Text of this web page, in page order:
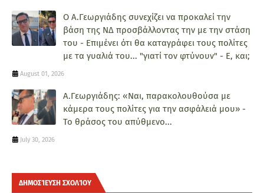
Ο Α.Γεωργιάδης συνεχίζει να προκαλεί την
βάση της ΝΔ προσβάλλοντας την με την στάση
του - Επιμένει ότι θα καταγράφει τους πολίτες
με τα γυαλιά του... "γιατί τον φτύνουν" - Ε, και;
August 01, 2026
Α.Γεωργιάδης: «Ναι, παρακολουθούσα με
κάμερα τους πολίτες για την ασφάλειά μου» -
Το θράσος του απύθμενο...
July 30, 2026
ΔΗΜΟΣΊΕΥΣΗ ΣΧΟΛΊΟΥ